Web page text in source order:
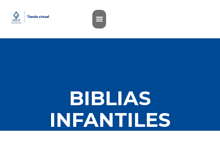
BIBLIAS
INFANTILES